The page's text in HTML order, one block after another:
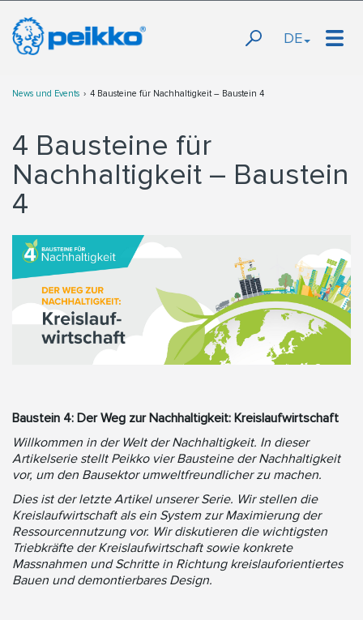
DE
News und Events 4 Bausteine für Nachhaltigkeit – Baustein 4
4 Bausteine für
Nachhaltigkeit – Baustein
4
Baustein 4: Der Weg zur Nachhaltigkeit: Kreislaufwirtschaft
Willkommen in der Welt der Nachhaltigkeit. In dieser
Artikelserie stellt Peikko vier Bausteine der Nachhaltigkeit
vor, um den Bausektor umweltfreundlicher zu machen.
Dies ist der letzte Artikel unserer Serie. Wir stellen die
Kreislaufwirtschaft als ein System zur Maximierung der
Ressourcennutzung vor. Wir diskutieren die wichtigsten
Triebkräfte der Kreislaufwirtschaft sowie konkrete
Massnahmen und Schritte in Richtung kreislauforientiertes
Bauen und demontierbares Design.